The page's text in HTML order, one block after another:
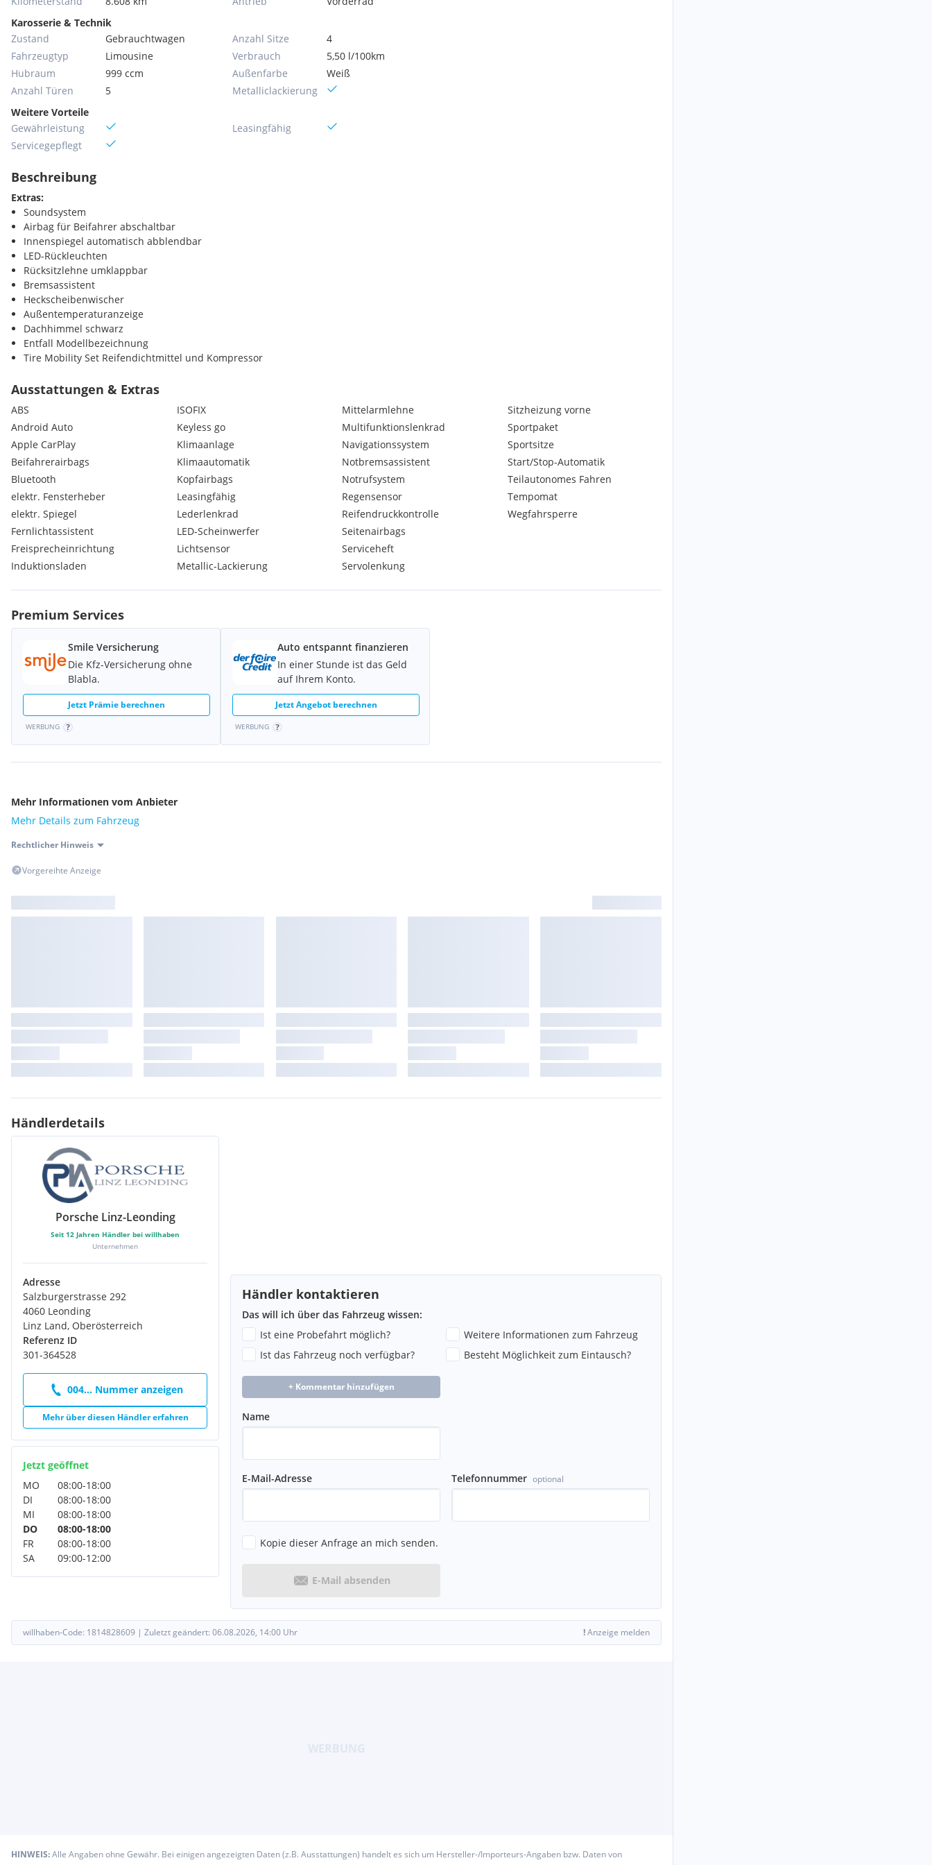
Karosserie & Technik
Zustand
Gebrauchtwagen
Fahrzeugtyp
Limousine
Hubraum
999 ccm
Anzahl Türen
5
Anzahl Sitze
4
Verbrauch
5,50 l/100km
Außenfarbe
Weiß
Metallic­lackierung
Weitere Vorteile
Gewährleistung
Servicegepflegt
Leasingfähig
Beschreibung
Extras:
Soundsystem
Airbag für Beifahrer abschaltbar
Innenspiegel automatisch abblendbar
LED-Rückleuchten
Rücksitzlehne umklappbar
Bremsassistent
Heckscheibenwischer
Außentemperaturanzeige
Dachhimmel schwarz
Entfall Modellbezeichnung
Tire Mobility Set Reifendichtmittel und Kompressor
Müdigkeitserkennung
Seitenfenster ab B-Säule abgedunkelt
DAB-Radio
Ausstattungen & Extras
ABS
Android Auto
Apple CarPlay
Beifahrerairbags
Bluetooth
elektr. Fensterheber
elektr. Spiegel
Fernlichtassistent
Freisprecheinrichtung
Induktionsladen
ISOFIX
Keyless go
Klimaanlage
Klimaautomatik
Kopfairbags
Leasingfähig
Lederlenkrad
LED-Scheinwerfer
Lichtsensor
Metallic-Lackierung
Mittelarmlehne
Multifunktionslenkrad
Navigationssystem
Notbremsassistent
Notrufsystem
Regensensor
Reifendruckkontrolle
Seitenairbags
Serviceheft
Servolenkung
Sitzheizung vorne
Sportpaket
Sportsitze
Start/Stop-Automatik
Teilautonomes Fahren
Tempomat
Wegfahrsperre
Premium Services
Smile Versicherung
Die Kfz-Versicherung ohne
Blabla.
Jetzt Prämie berechnen
WERBUNG
Auto entspannt finanzieren
In einer Stunde ist das Geld
auf Ihrem Konto.
Jetzt Angebot berechnen
WERBUNG
Mehr Informationen vom Anbieter
Mehr Details zum Fahrzeug
Rechtlicher Hinweis
Vorgereihte Anzeige
Händlerdetails
Porsche Linz-Leonding
Seit 12 Jahren Händler bei willhaben
Unternehmen
Adresse
Salzburgerstrasse 292
4060 Leonding
Linz Land, Oberösterreich
Referenz ID
301-364528
004... Nummer anzeigen
Mehr über diesen Händler erfahren
Jetzt geöffnet
MO
08:00-18:00
DI
08:00-18:00
MI
08:00-18:00
DO
08:00-18:00
FR
08:00-18:00
SA
09:00-12:00
Händler kontaktieren
Das will ich über das Fahrzeug wissen:
Ist eine Probefahrt möglich?
Weitere Informationen zum Fahrzeug
Ist das Fahrzeug noch verfügbar?
Besteht Möglichkeit zum Eintausch?
+ Kommentar hinzufügen
Name
E-Mail-Adresse Telefonnummer optional
Kopie dieser Anfrage an mich senden.
E-Mail absenden
willhaben-Code: 1814828609 | Zuletzt geändert: 06.08.2026, 14:00 Uhr !Anzeige melden
HINWEIS:Alle Angaben ohne Gewähr. Bei einigen angezeigten Daten (z.B. Ausstattungen) handelt es sich um Hersteller-/Importeurs-Angaben bzw. Daten von